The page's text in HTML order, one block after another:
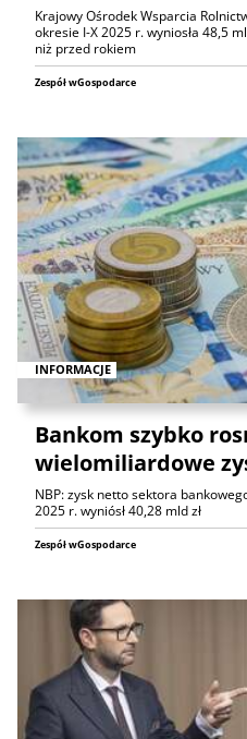
Krajowy Ośrodek Wsparcia
okresie I-X 2025 r. wyniosła 48,5
niż przed rokiem
Zespół wGospodarce
INFORMACJE
Bankom szybko
wielomiliardowe
NBP: zysk netto sektora
2025 r. wyniósł 40,28 mld zł
Zespół wGospodarce